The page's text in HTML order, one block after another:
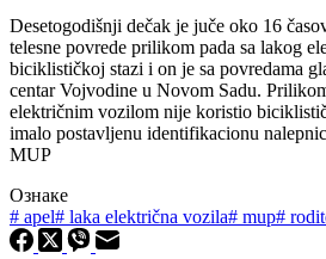
Desetogodišnji dečak je juče oko 16
telesne povrede prilikom pada sa lakog
biciklističkoj stazi i on je sa povredama
centar Vojvodine u Novom Sadu.
električnim vozilom nije koristio
imalo postavljenu identifikacionu
MUP
Ознаке
# apel# laka električna vozila# mup#